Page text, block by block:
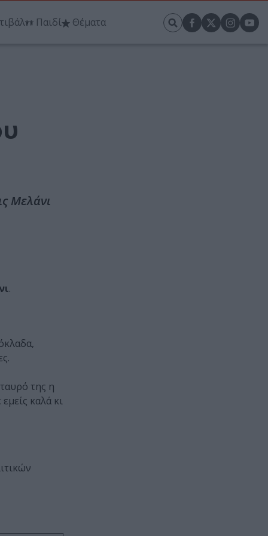
Παιδί Θέματα
Μελάνι
.
της η
καλά κι